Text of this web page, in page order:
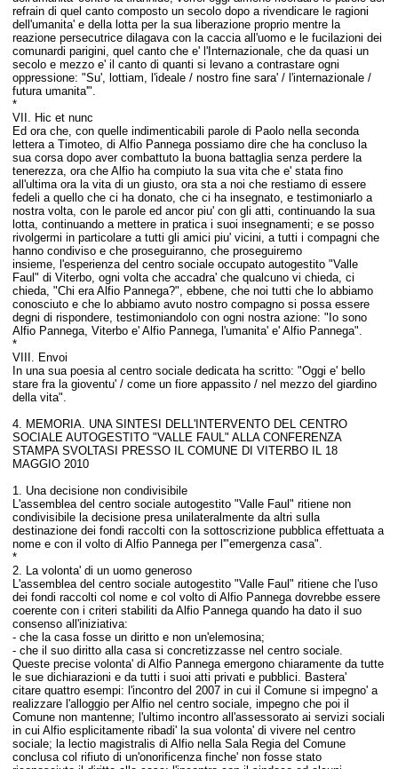
refrain di quel canto composto un secolo dopo a rivendicare le ragioni
dell'umanita' e della lotta per la sua liberazione proprio mentre la
reazione persecutrice dilagava con la caccia all'uomo e le fucilazioni dei
comunardi parigini, quel canto che e' l'Internazionale, che da quasi un
secolo e mezzo e' il canto di quanti si levano a contrastare ogni
oppressione: "Su', lottiam, l'ideale / nostro fine sara' / l'internazionale /
futura umanita'".
*
VII. Hic et nunc
Ed ora che, con quelle indimenticabili parole di Paolo nella seconda
lettera a Timoteo, di Alfio Pannega possiamo dire che ha concluso la
sua corsa dopo aver combattuto la buona battaglia senza perdere la
tenerezza, ora che Alfio ha compiuto la sua vita che e' stata fino
all'ultima ora la vita di un giusto, ora sta a noi che restiamo di essere
fedeli a quello che ci ha donato, che ci ha insegnato, e testimoniarlo a
nostra volta, con le parole ed ancor piu' con gli atti, continuando la sua
lotta, continuando a mettere in pratica i suoi insegnamenti; e se posso
rivolgermi in particolare a tutti gli amici piu' vicini, a tutti i compagni che
hanno condiviso e che proseguiranno, che proseguiremo
insieme, l'esperienza del centro sociale occupato autogestito "Valle
Faul" di Viterbo, ogni volta che accadra' che qualcuno vi chieda, ci
chieda, "Chi era Alfio Pannega?", ebbene, che noi tutti che lo abbiamo
conosciuto e che lo abbiamo avuto nostro compagno si possa essere
degni di rispondere, testimoniandolo con ogni nostra azione: "Io sono
Alfio Pannega, Viterbo e' Alfio Pannega, l'umanita' e' Alfio Pannega".
*
VIII. Envoi
In una sua poesia al centro sociale dedicata ha scritto: "Oggi e' bello
stare fra la gioventu' / come un fiore appassito / nel mezzo del giardino
della vita".
4. MEMORIA. UNA SINTESI DELL'INTERVENTO DEL CENTRO
SOCIALE AUTOGESTITO "VALLE FAUL" ALLA CONFERENZA
STAMPA SVOLTASI PRESSO IL COMUNE DI VITERBO IL 18
MAGGIO 2010
1. Una decisione non condivisibile
L'assemblea del centro sociale autogestito "Valle Faul" ritiene non
condivisibile la decisione presa unilateralmente da altri sulla
destinazione dei fondi raccolti con la sottoscrizione pubblica effettuata a
nome e con il volto di Alfio Pannega per l'"emergenza casa".
*
2. La volonta' di un uomo generoso
L'assemblea del centro sociale autogestito "Valle Faul" ritiene che l'uso
dei fondi raccolti col nome e col volto di Alfio Pannega dovrebbe essere
coerente con i criteri stabiliti da Alfio Pannega quando ha dato il suo
consenso all'iniziativa:
- che la casa fosse un diritto e non un'elemosina;
- che il suo diritto alla casa si concretizzasse nel centro sociale.
Queste precise volonta' di Alfio Pannega emergono chiaramente da tutte
le sue dichiarazioni e da tutti i suoi atti privati e pubblici. Bastera'
citare quattro esempi: l'incontro del 2007 in cui il Comune si impegno' a
realizzare l'alloggio per Alfio nel centro sociale, impegno che poi il
Comune non mantenne; l'ultimo incontro all'assessorato ai servizi sociali
in cui Alfio esplicitamente ribadi' la sua volonta' di vivere nel centro
sociale; la lectio magistralis di Alfio nella Sala Regia del Comune
conclusa col rifiuto di un'onorificenza finche' non fosse stato